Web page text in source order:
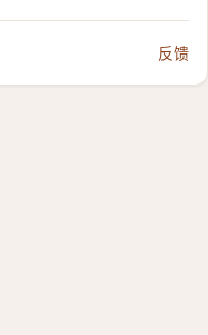
反馈